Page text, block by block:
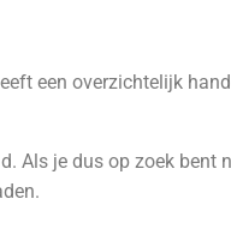
een overzichtelijk
Als je dus op zoek bent